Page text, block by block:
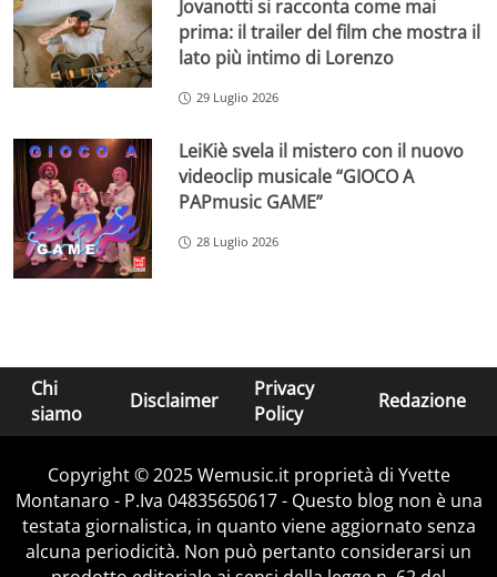
Jovanotti si racconta come mai
prima: il trailer del film che mostra il
lato più intimo di Lorenzo
29 Luglio 2026
LeiKiè svela il mistero con il nuovo
videoclip musicale “GIOCO A
PAPmusic GAME”
28 Luglio 2026
Chi
siamo
Disclaimer
Privacy
Policy
Redazione
Copyright © 2025 Wemusic.it proprietà di Yvette
Montanaro - P.Iva 04835650617 - Questo blog non è una
testata giornalistica, in quanto viene aggiornato senza
alcuna periodicità. Non può pertanto considerarsi un